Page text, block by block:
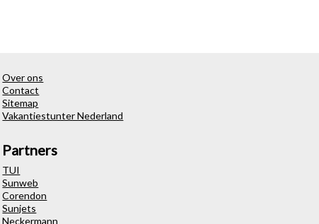
Over ons
Contact
Sitemap
Vakantiestunter Nederland
Partners
TUI
Sunweb
Corendon
Sunjets
Neckermann